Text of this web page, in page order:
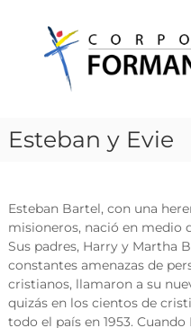
Esteban y Evie
Esteban Bartel, con una
misioneros, nació en medio
Sus padres, Harry y Martha
constantes amenazas de
cristianos, llamaron a su
quizás en los cientos de
todo el país en 1953.